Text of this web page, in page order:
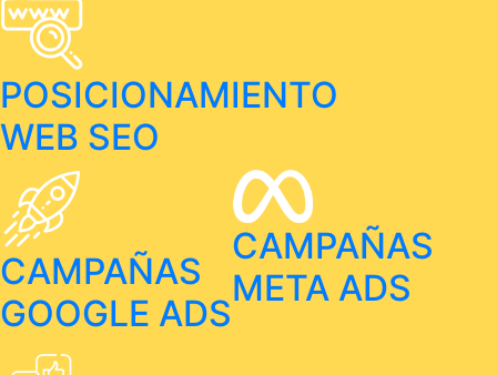
POSICIONAMIENTO
WEB SEO
CAMPAÑAS
GOOGLE ADS
CAMPAÑAS
META ADS